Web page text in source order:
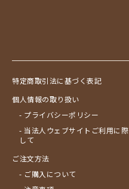
特定商取引法に基づく表記
個人情報の取り扱い
- プライバシーポリシー
- 当法人ウェブサイトご利用に際
して
ご注文方法
- ご購入について